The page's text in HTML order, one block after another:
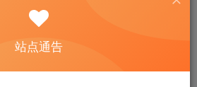
站点通告